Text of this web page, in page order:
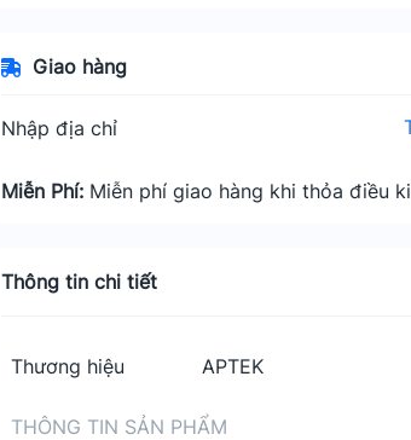
Giao hàng
Nhập địa chỉ
Miễn Phí: Miễn phí giao hàng khi thỏa điều
Thông tin chi tiết
Thương hiệu APTEK
THÔNG TIN SẢN PHẨM